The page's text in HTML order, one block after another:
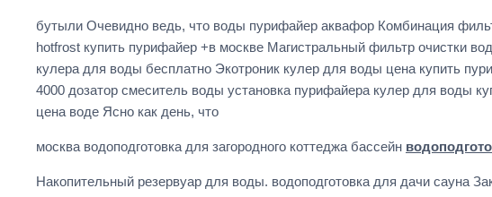
бутыли Очевидно ведь, что воды пурифайер аквафор Комбинация
hotfrost купить пурифайер +в москве Магистральный фильтр очистки
кулера для воды бесплатно Экотроник кулер для воды цена купить
4000 дозатор смеситель воды установка пурифайера кулер для воды
цена воде Ясно как день, что
москва водоподготовка для загородного коттеджа бассейн
Накопительный резервуар для воды. водоподготовка для дачи сауна